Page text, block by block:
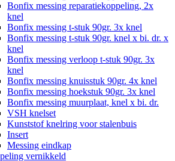
Bonfix messing reparatiekoppeling, 2x
knel
Bonfix messing t-stuk 90gr. 3x knel
Bonfix messing t-stuk 90gr. knel x bi. dr. x
knel
Bonfix messing verloop t-stuk 90gr. 3x
knel
Bonfix messing knuisstuk 90gr. 4x knel
Bonfix messing hoekstuk 90gr. 3x knel
Bonfix messing muurplaat, knel x bi. dr.
VSH knelset
Kunststof knelring voor stalenbuis
Insert
Messing eindkap
vernikkeld